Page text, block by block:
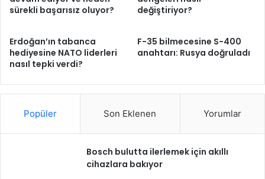
sürekli başarısız oluyor?
değiştiriyor?
Erdoğan’ın tabanca
hediyesine NATO liderleri
nasıl tepki verdi?
F-35 bilmecesine S-400
anahtarı: Rusya doğruladı
Popüler Son Eklenen Yorumlar
Bosch bulutta ilerlemek için akıllı
cihazlara bakıyor